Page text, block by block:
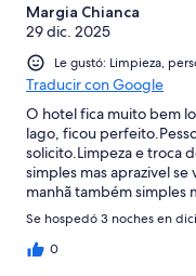
Margia Chianca
29 dic. 2025
Le gustó: Limpieza,
Traducir con Google
O hotel fica muito bem
lago, ficou
solicito.Limpeza e troca
simples mas aprazivel
manhã também simples
gosto rstava muito
Se hospedó 3 noches en
0